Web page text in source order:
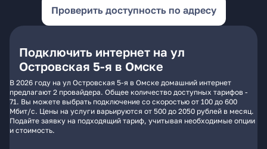
Проверить доступность по адресу
Подключить интернет на ул
Островская 5-я в Омске
В 2026 году на ул Островская 5-я в Омске домашний интернет
предлагают 2 провайдера. Общее количество доступных тарифов -
71. Вы можете выбрать подключение со скоростью от 100 до 600
Мбит/с. Цены на услуги варьируются от 500 до 2050 рублей в месяц.
Подайте заявку на подходящий тариф, учитывая необходимые опции
и стоимость.